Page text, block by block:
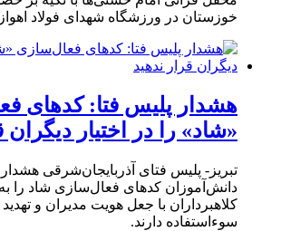
خوزستان در ورزشگاه شهدای فولاد
هشدار پلیس فتا: کدهای
«شاد» را در اختیار دیگران
تبریز- پلیس فتای آذربایجان‌شرقی هشدار
دانش‌آموزان کدهای فعال‌سازی شاد را
کلاهبرداران با جعل هویت مدیران و
سوءاستفاده دارند.